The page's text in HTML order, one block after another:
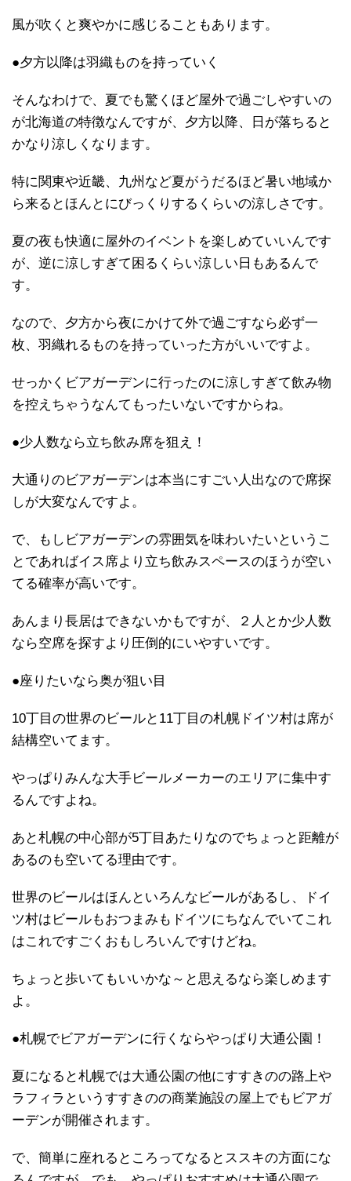
風が吹くと爽やかに感じることもあります。
●夕方以降は羽織ものを持っていく
そんなわけで、夏でも驚くほど屋外で過ごしやすいの
が北海道の特徴なんですが、夕方以降、日が落ちると
かなり涼しくなります。
特に関東や近畿、九州など夏がうだるほど暑い地域か
ら来るとほんとにびっくりするくらいの涼しさです。
夏の夜も快適に屋外のイベントを楽しめていいんです
が、逆に涼しすぎて困るくらい涼しい日もあるんで
す。
なので、夕方から夜にかけて外で過ごすなら必ず一
枚、羽織れるものを持っていった方がいいですよ。
せっかくビアガーデンに行ったのに涼しすぎて飲み物
を控えちゃうなんてもったいないですからね。
●少人数なら立ち飲み席を狙え！
大通りのビアガーデンは本当にすごい人出なので席探
しが大変なんですよ。
で、もしビアガーデンの雰囲気を味わいたいというこ
とであればイス席より立ち飲みスペースのほうが空い
てる確率が高いです。
あんまり長居はできないかもですが、２人とか少人数
なら空席を探すより圧倒的にいやすいです。
●座りたいなら奥が狙い目
10丁目の世界のビールと11丁目の札幌ドイツ村は席が
結構空いてます。
やっぱりみんな大手ビールメーカーのエリアに集中す
るんですよね。
あと札幌の中心部が5丁目あたりなのでちょっと距離が
あるのも空いてる理由です。
世界のビールはほんといろんなビールがあるし、ドイ
ツ村はビールもおつまみもドイツにちなんでいてこれ
はこれですごくおもしろいんですけどね。
ちょっと歩いてもいいかな～と思えるなら楽しめます
よ。
●札幌でビアガーデンに行くならやっぱり大通公園！
夏になると札幌では大通公園の他にすすきのの路上や
ラフィラというすすきのの商業施設の屋上でもビアガ
ーデンが開催されます。
で、簡単に座れるところってなるとススキの方面にな